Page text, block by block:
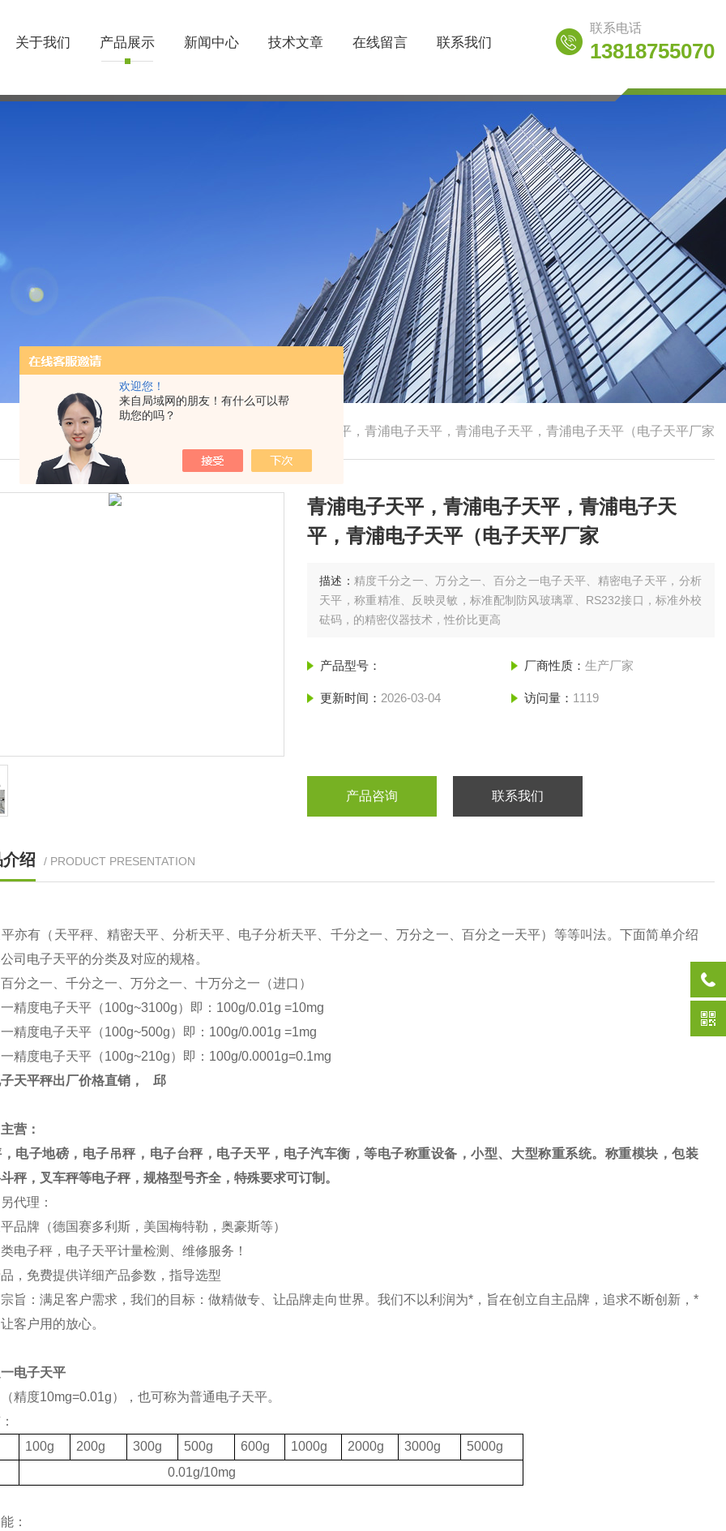
欢迎您！
来自局域网的朋友！有什么可以帮
助您的吗？
关于我们 产品展示 新闻中心 技术文章 在线留言 联系我们
联系电话
13818755070
我的位置： 青浦电子天平，青浦电子天平，青浦电子天平，青浦电子天平（电子天平厂家
青浦电子天平，青浦电子天平，青浦电子天
平，青浦电子天平（电子天平厂家
描述： 精度千分之一、万分之一、百分之一电子天平、精密电子天平，分析
天平，称重精准、反映灵敏，标准配制防风玻璃罩、RS232接口，标准外校
砝码，的精密仪器技术，性价比更高
产品型号： 厂商性质： 生产厂家
更新时间： 2026-03-04 访问量： 1119
产品咨询 联系我们
绍 / PRODUCT PRESENTATION
亦有（天平秤、精密天平、分析天平、电子分析天平、千分之一、万分之一、百分之一天平）等等叫法。下面简单介绍
司电子天平的分类及对应的规格。
分之一、千分之一、万分之一、十万分之一（进口）
精度电子天平（100g~3100g）即： 100g/0.01g =10mg
精度电子天平（100g~500g）即： 100g/0.001g =1mg
精度电子天平（100g~210g）即： 100g/0.0001g=0.1mg
天平秤出厂价格直销，
邱
营：
电子地磅，电子吊秤，电子台秤，电子天平，电子汽车衡，等电子称重设备，小型、大型称重系统。称重模块，包装
秤，叉车秤等电子秤，规格型号齐全，特殊要求可订制。
代理：
品牌（德国赛多利斯，美国梅特勒，奥豪斯等）
电子秤，电子天平计量检测、维修服务！
，免费提供详细产品参数，指导选型
旨：满足客户需求，我们的目标：做精做专、让品牌走向世界。我们不以利润为*，旨在创立自主品牌，追求不断创新，*
客户用的放心。
电子天平
精度10mg=0.01g），也可称为普通电子天平。
100g 200g 300g 500g 600g 1000g 2000g 3000g
5000g
0.01g/10mg
：